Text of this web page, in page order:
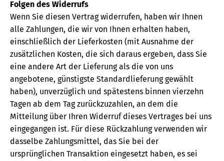
Folgen des Widerrufs
Wenn Sie diesen Vertrag widerrufen, haben wir Ihnen
alle Zahlungen, die wir von Ihnen erhalten haben,
einschließlich der Lieferkosten (mit Ausnahme der
zusätzlichen Kosten, die sich daraus ergeben, dass Sie
eine andere Art der Lieferung als die von uns
angebotene, günstigste Standardlieferung gewählt
haben), unverzüglich und spätestens binnen vierzehn
Tagen ab dem Tag zurückzuzahlen, an dem die
Mitteilung über Ihren Widerruf dieses Vertrages bei uns
eingegangen ist. Für diese Rückzahlung verwenden wir
dasselbe Zahlungsmittel, das Sie bei der
ursprünglichen Transaktion eingesetzt haben, es sei